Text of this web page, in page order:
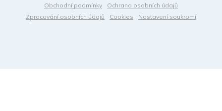
Obchodní podmínky
Ochrana osobních údajů
Zpracování osobních údajů
Cookies Nastavení soukromí